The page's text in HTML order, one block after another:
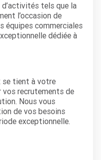
d’activités tels que la
l’occasion de
équipes commerciales
dédiée à
se tient à votre
recrutements de
Nous vous
de vos besoins
exceptionnelle.